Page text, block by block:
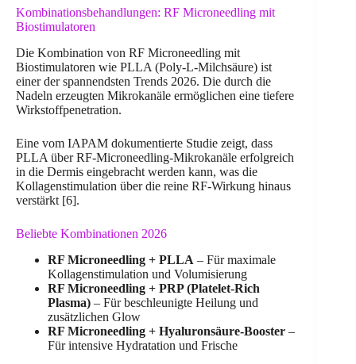
Kombinationsbehandlungen: RF Microneedling mit
Biostimulatoren
Die Kombination von RF Microneedling mit
Biostimulatoren wie PLLA (Poly-L-Milchsäure) ist
einer der spannendsten Trends 2026. Die durch die
Nadeln erzeugten Mikrokanäle ermöglichen eine tiefere
Wirkstoffpenetration.
Eine vom IAPAM dokumentierte Studie zeigt, dass
PLLA über RF-Microneedling-Mikrokanäle erfolgreich
in die Dermis eingebracht werden kann, was die
Kollagenstimulation über die reine RF-Wirkung hinaus
verstärkt [6].
Beliebte Kombinationen 2026
RF Microneedling + PLLA – Für maximale
Kollagenstimulation und Volumisierung
RF Microneedling + PRP (Platelet-Rich
Plasma) – Für beschleunigte Heilung und
zusätzlichen Glow
RF Microneedling + Hyaluronsäure-Booster –
Für intensive Hydratation und Frische